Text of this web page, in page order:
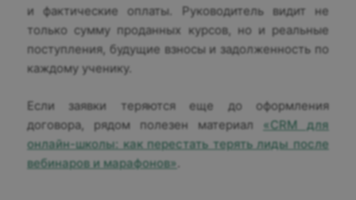
и фактические оплаты. Руководитель видит не
только сумму проданных курсов, но и реальные
поступления, будущие взносы и задолженность по
каждому ученику.
Если заявки теряются еще до оформления
договора, рядом полезен материал «CRM для
онлайн-школы: как перестать терять лиды после
вебинаров и марафонов»